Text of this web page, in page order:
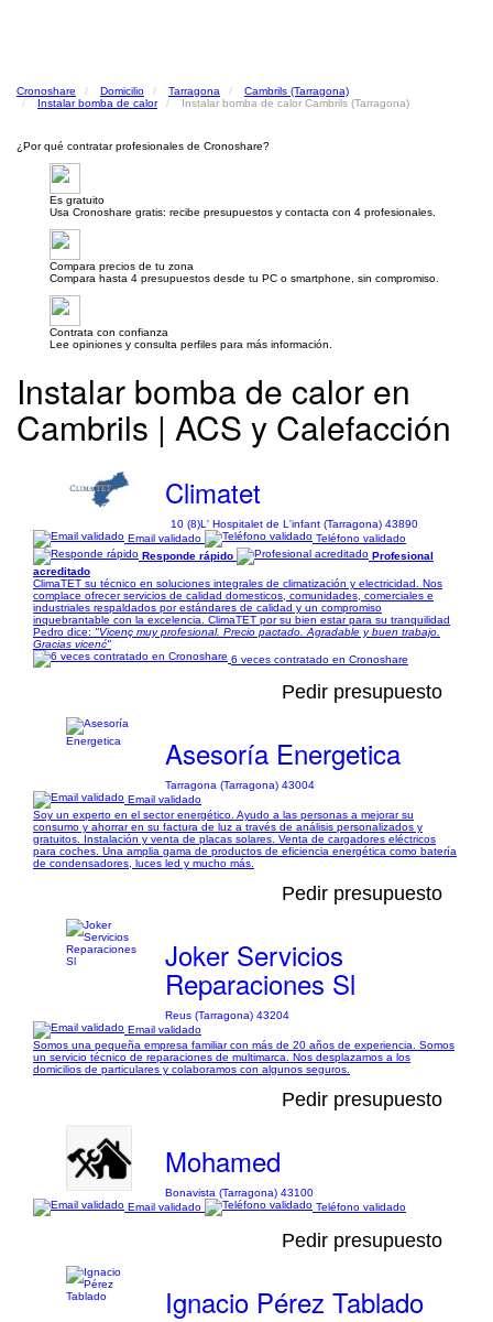
Cronoshare Domicilio Tarragona
Cambrils (Tarragona)
Instalar bomba de calor
Instalar bomba de calor Cambrils (Tarragona)
¿Por qué contratar profesionales de Cronoshare?
Es gratuito
Usa Cronoshare gratis: recibe presupuestos y contacta con 4 profesionales.
Compara precios de tu zona
Compara hasta 4 presupuestos desde tu PC o smartphone, sin compromiso.
Contrata con confianza
Lee opiniones y consulta perfiles para más información.
Instalar bomba de calor en
Cambrils | ACS y Calefacción
Climatet
10 (8)L' Hospitalet de L'infant (Tarragona) 43890
Email validado
Teléfono validado
Responde rápido
Profesional
acreditado
ClimaTET su técnico en soluciones integrales de climatización y electricidad. Nos
complace ofrecer servicios de calidad domesticos, comunidades, comerciales e
industriales respaldados por estándares de calidad y un compromiso
inquebrantable con la excelencia. ClimaTET por su bien estar para su tranquilidad
Pedro dice: "Vicenç muy profesional. Precio pactado. Agradable y buen trabajo.
Gracias vicenć"
6 veces contratado en Cronoshare
Pedir presupuesto
Asesoría Energetica
Tarragona (Tarragona) 43004
Email validado
Soy un experto en el sector energético. Ayudo a las personas a mejorar su
consumo y ahorrar en su factura de luz a través de análisis personalizados y
gratuitos. Instalación y venta de placas solares. Venta de cargadores eléctricos
para coches. Una amplia gama de productos de eficiencia energética como batería
de condensadores, luces led y mucho más.
Pedir presupuesto
Joker Servicios
Reparaciones Sl
Reus (Tarragona) 43204
Email validado
Somos una pequeña empresa familiar con más de 20 años de experiencia. Somos
un servicio técnico de reparaciones de multimarca. Nos desplazamos a los
domicilios de particulares y colaboramos con algunos seguros.
Pedir presupuesto
Mohamed
Bonavista (Tarragona) 43100
Email validado
Teléfono validado
Pedir presupuesto
Ignacio Pérez Tablado